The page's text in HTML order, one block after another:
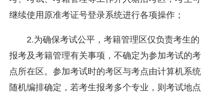
继续使用原准考证号登录系统进行各项操作；
2.为确保考试公平，考籍管理区仅负责考生的
报考及考籍管理有关事项，不确定为参加考试的考
点所在区。参加考试时的考区与考点由计算机系统
随机编排确定，若考生报考多个专业，则考试地点